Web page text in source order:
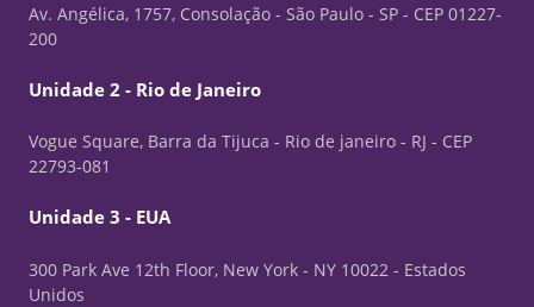
Av. Angélica, 1757, Consolação - São Paulo - SP - CEP 01227-
200
Unidade 2 - Rio de Janeiro
Vogue Square, Barra da Tijuca - Rio de janeiro - RJ - CEP
22793-081
Unidade 3 - EUA
300 Park Ave 12th Floor, New York - NY 10022 - Estados
Unidos